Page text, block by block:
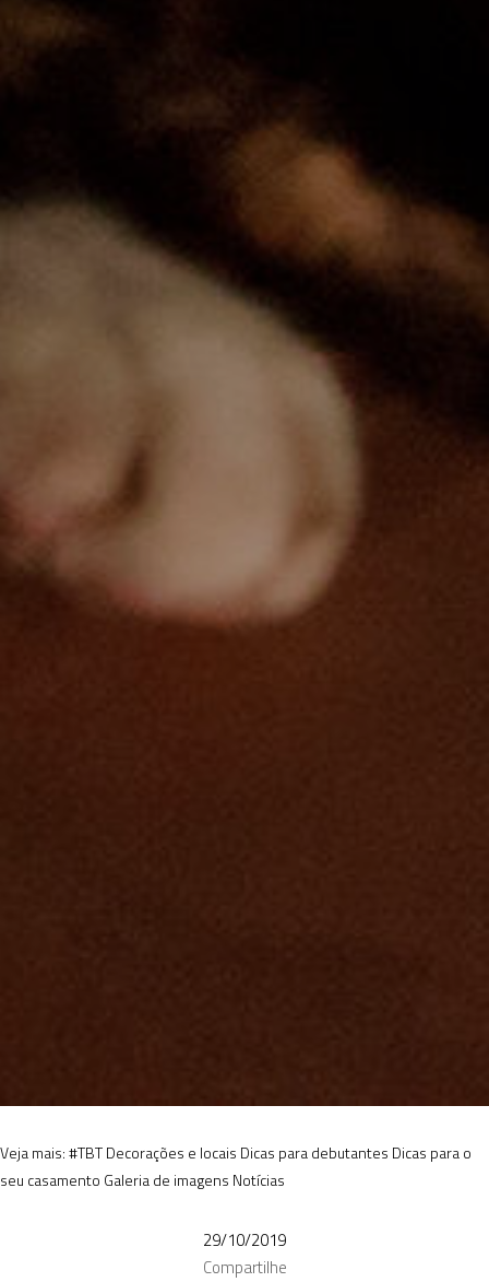
Veja mais:#TBTDecorações e locais Dicas para debutantes Dicas para o
seu casamento Galeria de imagens Notícias
29/10/2019
Compartilhe